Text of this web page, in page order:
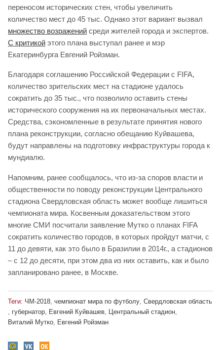
переносом исторических стен, чтобы увеличить
количество мест до 45 тыс. Однако этот вариант вызвал
множество возражений среди жителей города и экспертов.
С критикой этого плана выступал ранее и мэр
Екатеринбурга Евгений Ройзман.
Благодаря соглашению Российской Федерации с FIFA,
количество зрительских мест на стадионе удалось
сократить до 35 тыс., что позволило оставить стены
исторического сооружения на их первоначальных местах.
Средства, сэкономленные в результате принятия нового
плана реконструкции, согласно обещанию Куйвашева,
будут направлены на подготовку инфраструктуры города к
мундиалю.
Напомним, ранее сообщалось, что из-за споров власти и
общественности по поводу реконструкции Центрального
стадиона Свердловская область может вообще лишиться
чемпионата мира. Косвенным доказательством этого
многие СМИ посчитали заявление Мутко о планах FIFA
сократить количество городов, в которых пройдут матчи, с
11 до девяти, как это было в Бразилии в 2014г., а стадионов
– с 12 до десяти, при этом два из них оставить, как и было
запланировано ранее, в Москве.
Теги: ЧМ-2018 чемпионат мира по футболу Свердловская область
, губернатор, Евгений Куйвашев, Центральный стадион,
Виталий Мутко, Евгений Ройзман